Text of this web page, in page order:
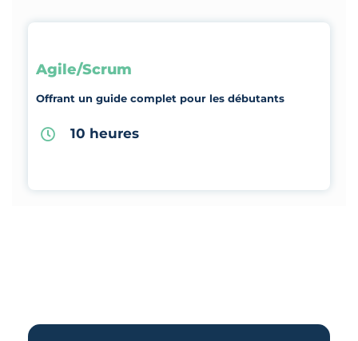
Agile/Scrum
Offrant un guide complet pour les débutants
10 heures